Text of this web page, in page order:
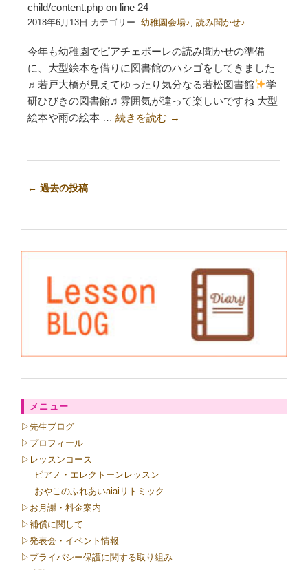
child/content.php on line 24
2018年6月13日 カテゴリー: 幼稚園会場♪, 読み聞かせ♪
今年も幼稚園でピアチェボーレの読み聞かせの準備
に、大型絵本を借りに図書館のハシゴをしてきました
♬若戸大橋が見えてゆったり気分なる若松図書館
学
研ひびきの図書館♬雰囲気が違って楽しいですね 大型
絵本や雨の絵本 … 続きを読む →
← 過去の投稿
メニュー
▷先生ブログ
▷プロフィール
▷レッスンコース
ピアノ・エレクトーンレッスン
おやこのふれあいaiaiリトミック
▷お月謝・料金案内
▷補償に関して
▷発表会・イベント情報
▷プライバシー保護に関する取り組み